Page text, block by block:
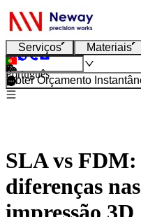
Serviços Materiais
Português
Obter Orçamento
SLA vs FDM:
diferenças